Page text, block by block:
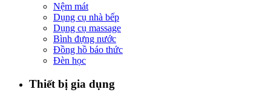
Nệm mát
Dụng cụ nhà bếp
Dụng cụ massage
Bình đựng nước
Đồng hồ báo thức
Đèn học
Thiết bị gia dụng